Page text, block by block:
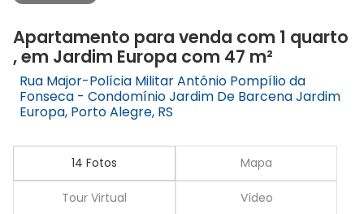
Apartamento para venda com 1 quarto
, em Jardim Europa com 47 m²
Rua Major-Polícia Militar Antônio Pompílio da
Fonseca - Condomínio Jardim De Barcena Jardim
Europa, Porto Alegre, RS
14 Fotos Mapa
Tour Virtual Vídeo